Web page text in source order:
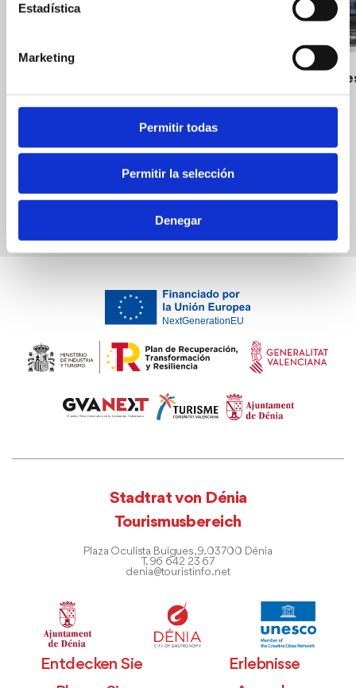
Estadística
Marketing
Permitir todas
Permitir la selección
Denegar
Bars
Café
Restaurants
Stadtrat von Dénia
Tourismusbereich
Plaza Oculista Buigues, 9. 03700 Dénia
T. 96 642 23 67
denia@touristinfo.net
Entdecken Sie
Erlebnisse